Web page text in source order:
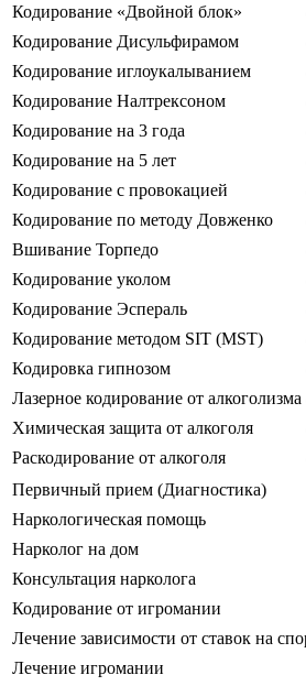
Кодирование «Двойной блок»
Кодирование Дисульфирамом
Кодирование иглоукалыванием
Кодирование Налтрексоном
Кодирование на 3 года
Кодирование на 5 лет
Кодирование с провокацией
Кодирование по методу Довженко
Вшивание Торпедо
Кодирование уколом
Кодирование Эспераль
Кодирование методом SIT (MST)
Кодировка гипнозом
Лазерное кодирование от алкоголизма
Химическая защита от алкоголя
Раскодирование от алкоголя
Первичный прием (Диагностика)
Наркологическая помощь
Нарколог на дом
Консультация нарколога
Кодирование от игромании
Лечение зависимости от ставок на
Лечение игромании